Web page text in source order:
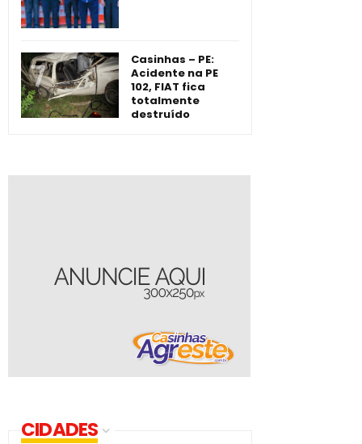
Casinhas – PE:
Acidente na PE
102, FIAT fica
totalmente
destruído
CIDADES